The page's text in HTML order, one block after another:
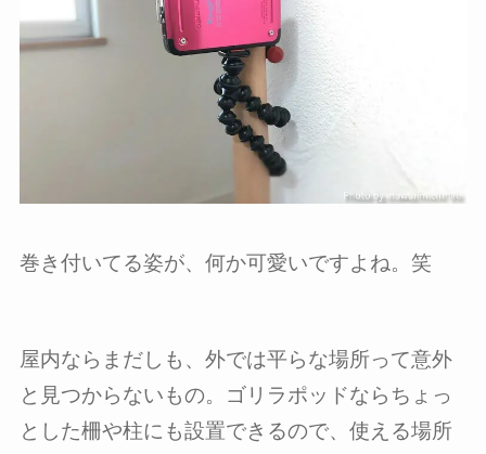
巻き付いてる姿が、何か可愛いですよね。笑
屋内ならまだしも、外では平らな場所って意外
と見つからないもの。ゴリラポッドならちょっ
とした柵や柱にも設置できるので、使える場所